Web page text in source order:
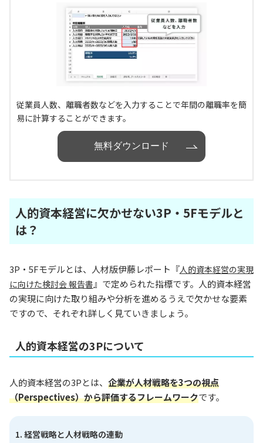
従業員人数、離職者数などを入力することで年間の離職率を簡
易に計算することができます。
無料ダウンロード
人的資本経営に欠かせない3P・5Fモデルと
は？
3P・5Fモデルとは、人材版伊藤レポート『人的資本経営の実現
に向けた検討会 報告書 』で定められた指標です。人的資本経営
の実現に向けた取り組みや分析を進めるうえで欠かせな要素
ですので、それぞれ詳しく見ていきましょう。
人的資本経営の3Pについて
人的資本経営の3Pとは、 企業が人材戦略を3つの視点
（Perspectives）から評価するフレームワークです。
経営戦略と人材戦略の連動